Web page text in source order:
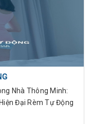
Nhà Thông Minh:
Đại Rèm Tự Động